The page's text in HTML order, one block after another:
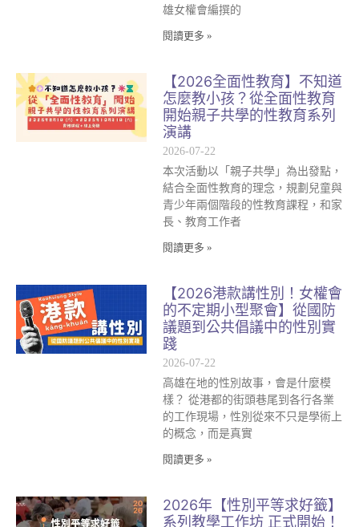
雄女權會編撰的
閱讀更多 »
【2026全面性教育】不知道
怎麼教小孩？從全面性教育
開始親子共學的性教育系列
演講
2026-07-22
本次活動以「親子共學」為出發點，
結合全面性教育的理念，規劃兒童與
青少年兩個階段的性教育課程，和家
長、教育工作者
閱讀更多 »
【2026港款講性別！女權會
的不定期小型聚會】從國防
議題到公共倡議中的性別實
踐
2026-07-22
高雄在地的性別故事，會是什麼模
樣？ 從港都的街頭巷尾到各行各業
的工作現場，性別從來不只是學術上
的概念，而是真實
閱讀更多 »
2026年【性別平等求好籤】
系列教學工作坊 正式開始！